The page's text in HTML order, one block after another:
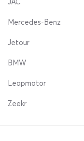
Mercedes-Benz
Jetour
BMW
Leapmotor
Zeekr